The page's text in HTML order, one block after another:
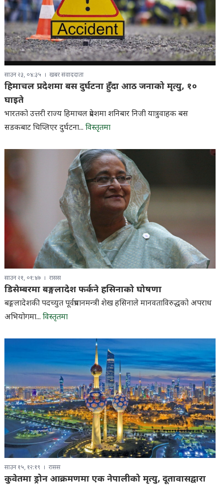
साउन २३, ०४:३५ खबर संवाददाता
हिमाचल प्रदेशमा बस दुर्घटना हुँदा आठ जनाको मृत्यु, १०
घाइते
भारतको उत्तरी राज्य हिमाचल प्रदेशमा शनिबार निजी यात्रुवाहक बस
सडकबाट चिप्लिएर दुर्घटना... विस्तृतमा
साउन २१, ०१:४७ रासस
डिसेम्बरमा बङ्गलादेश फर्कने हसिनाको घोषणा
बङ्गलादेशकी पदच्युत पूर्वप्रधानमन्त्री शेख हसिनाले मानवताविरुद्धको अपराध
अभियोगमा... विस्तृतमा
साउन १५, १२:१९ रासस
कुवेतमा ड्रोन आक्रमणमा एक नेपालीको मृत्यु, दूतावासद्वारा